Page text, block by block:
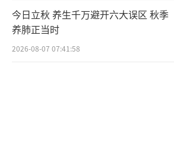
今日立秋 养生千万避开六大误区 秋季
养肺正当时
2026-08-07 07:41:58